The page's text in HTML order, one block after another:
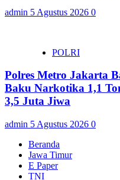
admin 5 Agustus 2026 0
POLRI
Polres Metro Jakarta
Baku Narkotika 1,1
3,5 Juta Jiwa
admin 5 Agustus 2026 0
Beranda
Jawa Timur
E Paper
TNI